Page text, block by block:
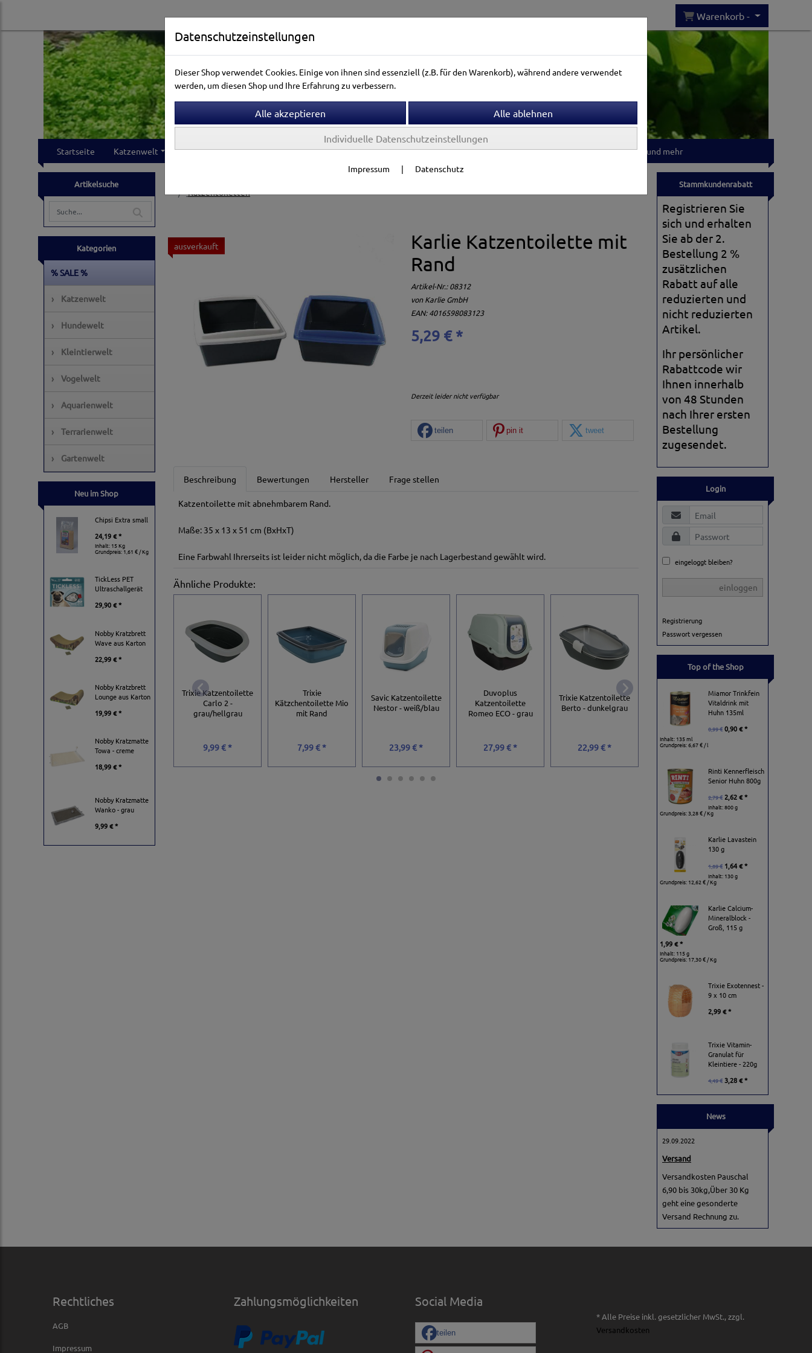
Warenkorb -
Startseite Katzenwelt Hundewelt Kleintierwelt Vogelwelt Aquarienwelt Terrarienwelt Gartenwelt T-shirts und mehr
Artikelsuche
Kategorien
% SALE %
› Katzenwelt
› Hundewelt
› Kleintierwelt
› Vogelwelt
› Aquarienwelt
› Terrarienwelt
› Gartenwelt
Neu im Shop
Chipsi Extra small
24,19 € *
Inhalt: 15 Kg
Grundpreis:1,61 € / Kg
TickLess PET
Ultraschallgerät
29,90 € *
Nobby Kratzbrett
Wave aus Karton
22,99 € *
Nobby Kratzbrett
Lounge aus Karton
19,99 € *
Nobby Kratzmatte
Towa - creme
18,99 € *
Nobby Kratzmatte
Wanko - grau
9,99 € *
Katzentoiletten
ausverkauft
Karlie Katzentoilette mit
Rand
Artikel-Nr.:08312
vonKarlie GmbH
EAN: 4016598083123
5,29 € *
Derzeit leider nicht verfügbar
teilen pin it tweet
Beschreibung Bewertungen Hersteller Frage stellen
Katzentoilette mit abnehmbarem Rand.
Maße: 35 x 13 x 51 cm (BxHxT)
Eine Farbwahl Ihrerseits ist leider nicht möglich, da die Farbe je nach Lagerbestand gewählt wird.
Ähnliche Produkte:
Trixie Katzentoilette
Carlo 2 -
grau/hellgrau
9,99 € *
Trixie
Kätzchentoilette Mio
mit Rand
7,99 € *
Savic Katzentoilette
Nestor - weiß/blau
23,99 € *
Duvoplus
Katzentoilette
Romeo ECO - grau
27,99 € *
Trixie Katzentoilette
Berto - dunkelgrau
22,99 € *
Savic Katzentoilette
Nestor - weiß/grau
23,99 €18,23 € *
Trixie
Stammkundenrabatt
Registrieren Sie
sich und erhalten
Sie ab der 2.
Bestellung 2 %
zusätzlichen
Rabatt auf alle
reduzierten und
nicht reduzierten
Artikel.
Ihr persönlicher
Rabattcode wir
Ihnen innerhalb
von 48 Stunden
nach Ihrer ersten
Bestellung
zugesendet.
Login
eingeloggt bleiben?
einloggen
Registrierung
Passwort vergessen
Top of the Shop
Miamor Trinkfein
Vitaldrink mit
Huhn 135ml
0,99 € 0,90 € *
Inhalt: 135 ml
Grundpreis:6,67 € / l
Rinti Kennerfleisch
Senior Huhn 800g
2,79 € 2,62 € *
Inhalt: 800 g
Grundpreis:3,28 € / Kg
Karlie Lavastein
130 g
1,89 € 1,64 € *
Inhalt: 130 g
Grundpreis: 12,62 € / Kg
Karlie Calcium-
Mineralblock -
Groß, 115 g
1,99 € *
Inhalt: 115 g
Grundpreis:17,30 € / Kg
Trixie Exotennest -
9 x 10 cm
2,99 € *
Trixie Vitamin-
Granulat für
Kleintiere - 220g
4,49 € 3,28 € *
News
29.09.2022
Versand
Versandkosten Pauschal
6,90 bis 30kg,Über 30 Kg
geht eine gesonderte
Versand Rechnung zu.
Rechtliches
AGB
Impressum
Zahlungsmöglichkeiten Social Media
teilen
* Alle Preise inkl. gesetzlicher MwSt., zzgl.
Versandkosten
Datenschutzeinstellungen
Dieser Shop verwendet Cookies. Einige von ihnen sind essenziell (z.B. für den Warenkorb), während andere verwendet
werden, um diesen Shop und Ihre Erfahrung zu verbessern.
Individuelle Datenschutzeinstellungen
Impressum | Datenschutz